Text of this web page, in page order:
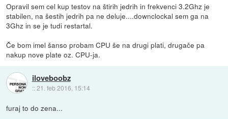
Opravil sem cel kup testov na štirih jedrih in frekvenci 3.2Ghz je
stabilen, na šestih jedrih pa ne deluje....downclockal sem ga na
3Ghz in se je tudi restartal.
Če bom imel šanso probam CPU še na drugi plati, drugače pa
nakup nove plate oz. CPU-ja.
iloveboobz
::21. feb 2016, 15:14
furaj to do zena...